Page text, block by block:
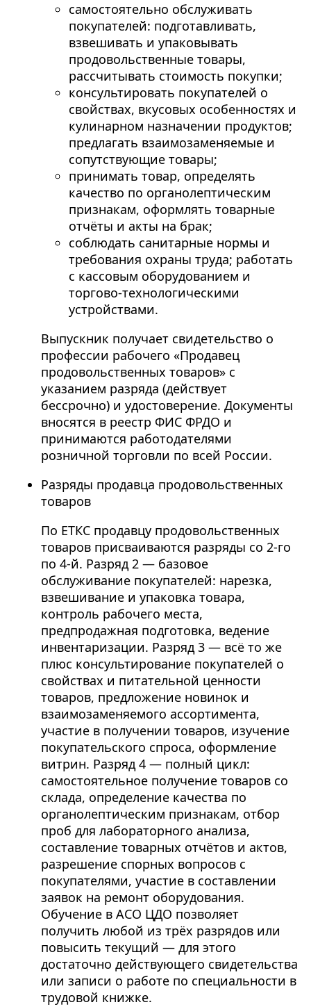
самостоятельно обслуживать
покупателей: подготавливать,
взвешивать и упаковывать
продовольственные товары,
рассчитывать стоимость покупки;
консультировать покупателей о
свойствах, вкусовых особенностях и
кулинарном назначении продуктов;
предлагать взаимозаменяемые и
сопутствующие товары;
принимать товар, определять
качество по органолептическим
признакам, оформлять товарные
отчёты и акты на брак;
соблюдать санитарные нормы и
требования охраны труда; работать
с кассовым оборудованием и
торгово-технологическими
устройствами.
Выпускник получает свидетельство о
профессии рабочего «Продавец
продовольственных товаров» с
указанием разряда (действует
бессрочно) и удостоверение. Документы
вносятся в реестр ФИС ФРДО и
принимаются работодателями
розничной торговли по всей России.
Разряды продавца продовольственных
товаров
По ЕТКС продавцу продовольственных
товаров присваиваются разряды со 2-го
по 4-й. Разряд 2 — базовое
обслуживание покупателей: нарезка,
взвешивание и упаковка товара,
контроль рабочего места,
предпродажная подготовка, ведение
инвентаризации. Разряд 3 — всё то же
плюс консультирование покупателей о
свойствах и питательной ценности
товаров, предложение новинок и
взаимозаменяемого ассортимента,
участие в получении товаров, изучение
покупательского спроса, оформление
витрин. Разряд 4 — полный цикл:
самостоятельное получение товаров со
склада, определение качества по
органолептическим признакам, отбор
проб для лабораторного анализа,
составление товарных отчётов и актов,
разрешение спорных вопросов с
покупателями, участие в составлении
заявок на ремонт оборудования.
Обучение в АСО ЦДО позволяет
получить любой из трёх разрядов или
повысить текущий — для этого
достаточно действующего свидетельства
или записи о работе по специальности в
трудовой книжке.